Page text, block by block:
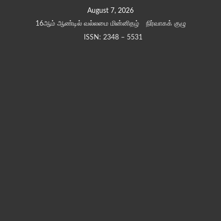
August 7, 2026
16ஆம் ஆண்டில் வல்லமை மின்னிதழ்
நிர்வாகக் குழு
ISSN: 2348 – 5531